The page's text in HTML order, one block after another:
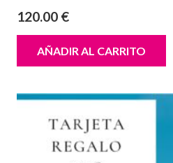
120.00 €
AÑADIR AL CARRITO